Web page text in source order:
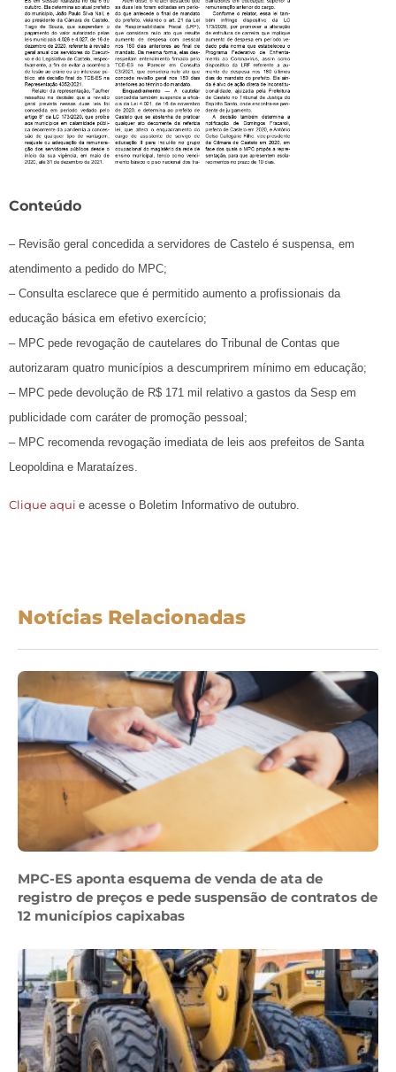
Conteúdo
– Revisão geral concedida a servidores de Castelo é suspensa, em
atendimento a pedido do MPC;
– Consulta esclarece que é permitido aumento a profissionais da
educação básica em efetivo exercício;
– MPC pede revogação de cautelares do Tribunal de Contas que
autorizaram quatro municípios a descumprirem mínimo em educação;
– MPC pede devolução de R$ 171 mil relativo a gastos da Sesp em
publicidade com caráter de promoção pessoal;
– MPC recomenda revogação imediata de leis aos prefeitos de Santa
Leopoldina e Marataízes.
Clique aqui e acesse o Boletim Informativo de outubro.
Notícias Relacionadas
MPC-ES aponta esquema de venda de ata de
registro de preços e pede suspensão de contratos de
12 municípios capixabas